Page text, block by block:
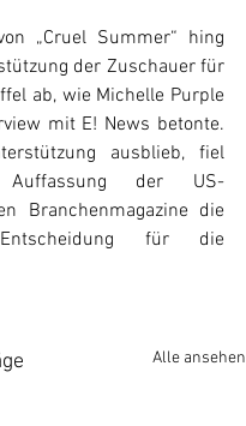
„Cruel Summer“ hing
der Zuschauer für
ab, wie Michelle Purple
mit E! News betonte.
ausblieb, fiel
der US-
Branchenmagazine die
für die
Alle ansehen